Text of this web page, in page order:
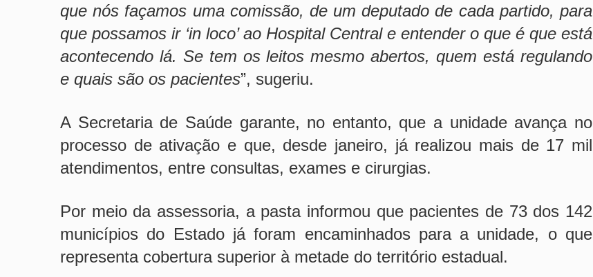
que nós façamos uma comissão, de um deputado de cada partido, para
que possamos ir ‘in loco’ ao Hospital Central e entender o que é que está
acontecendo lá. Se tem os leitos mesmo abertos, quem está regulando
e quais são os pacientes”, sugeriu.
A Secretaria de Saúde garante, no entanto, que a unidade avança no
processo de ativação e que, desde janeiro, já realizou mais de 17 mil
atendimentos, entre consultas, exames e cirurgias.
Por meio da assessoria, a pasta informou que pacientes de 73 dos 142
municípios do Estado já foram encaminhados para a unidade, o que
representa cobertura superior à metade do território estadual.